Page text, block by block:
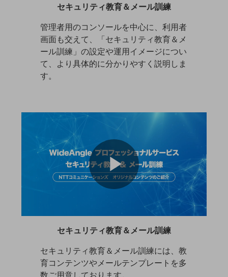
業界から見つける
小売・卸売業
その他の業界はこちら
ゲーム感覚で見つける
ビジネスお悩み診断
相談・申し込みができるバーチャルショップ
はじめての方へ
サービス・商品を探す
新規会員登録/ログインはこちら
d
e
o
l
a
y
V
i
d
セキュリティ教育＆メール訓練
管理者用のコンソールを中心に、利用者
画面も交えて、「セキュリティ教育＆メ
ール訓練」の設定や運用イメージについ
て、より具体的に分かりやすく説明しま
す。
P
l
セキュリティ教育＆メール訓練
セキュリティ教育＆メール訓練には、教
育コンテンツやメールテンプレートを多